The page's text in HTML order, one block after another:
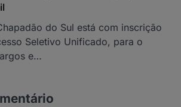
do Sul está com inscrição
Seletivo Unificado, para o
e…